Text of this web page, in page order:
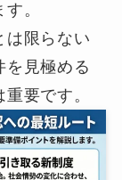
。
は限らない
を見極める
要です。